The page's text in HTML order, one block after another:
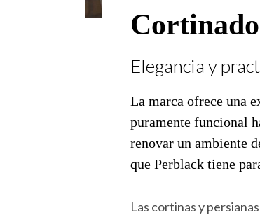
Elegancia y
La marca ofrece una
puramente funcional
renovar un ambiente
que Perblack tiene
Las cortinas y